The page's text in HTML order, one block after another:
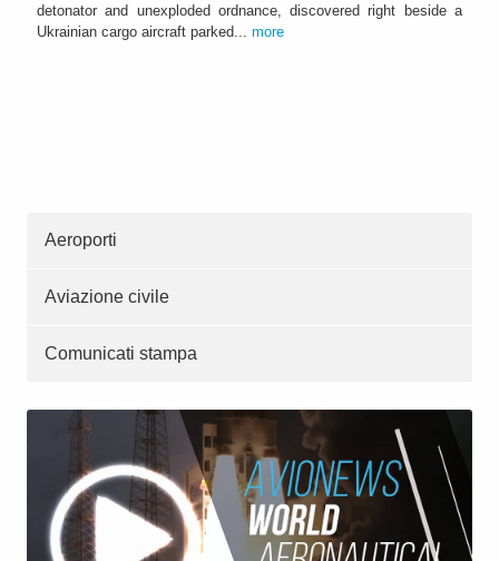
detonator and unexploded ordnance, discovered right beside a
Ukrainian cargo aircraft parked... more
Aeroporti
Aviazione civile
Comunicati stampa